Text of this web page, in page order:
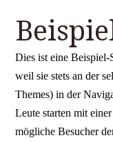
Dies ist eine Beispiel-
weil sie stets an der
Themes) in der
Leute starten mit
mögliche Besucher